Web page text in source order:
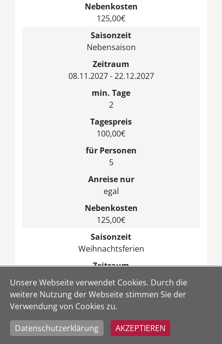
Unsere Webseite verwendet Cookies. Durch die
weitere Nutzung der Webseite stimmen Sie der
Verwendung von Cookies zu.
Datenschutzerklärung
AKZEPTIEREN
Nebenkosten
125,00€
Saisonzeit
Nebensaison
Zeitraum
08.11.2027 - 22.12.2027
min. Tage
2
Tagespreis
100,00€
für Personen
5
Anreise nur
egal
Nebenkosten
125,00€
Saisonzeit
Weihnachtsferien
Zeitraum
23.12.2027 - 28.12.2027
min. Tage
2
Tagespreis
120,00€